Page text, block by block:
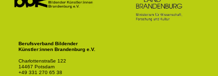
Berufsverband Bildender
Künstler:innen Brandenburg e.V.
Charlottenstraße 122
14467 Potsdam
+49 331 270 65 38